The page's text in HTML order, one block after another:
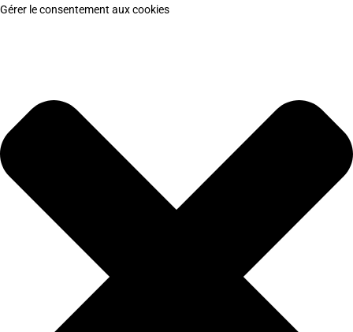
Gérer le consentement aux cookies